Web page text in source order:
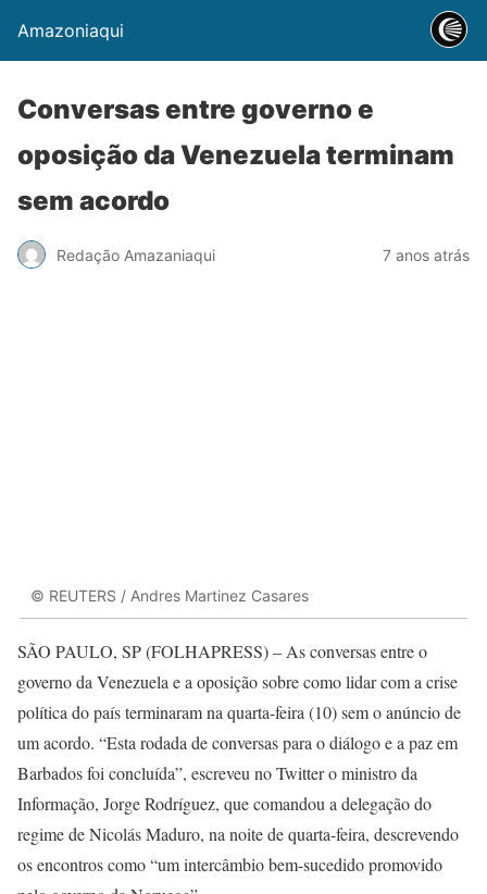
Amazoniaqui
Conversas entre governo e
oposição da Venezuela terminam
sem acordo
Redação Amazaniaqui 7 anos atrás
© REUTERS / Andres Martinez Casares
SÃO PAULO, SP (FOLHAPRESS) – As conversas entre o
governo da Venezuela e a oposição sobre como lidar com a crise
política do país terminaram na quarta-feira (10) sem o anúncio de
um acordo. “Esta rodada de conversas para o diálogo e a paz em
Barbados foi concluída”, escreveu no Twitter o ministro da
Informação, Jorge Rodríguez, que comandou a delegação do
regime de Nicolás Maduro, na noite de quarta-feira, descrevendo
os encontros como “um intercâmbio bem-sucedido promovido